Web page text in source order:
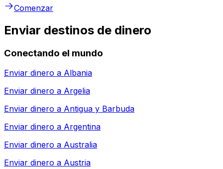
Comenzar
Enviar destinos de dinero
Conectando el mundo
Enviar dinero a Albania
Enviar dinero a Argelia
Enviar dinero a Antigua y Barbuda
Enviar dinero a Argentina
Enviar dinero a Australia
Enviar dinero a Austria